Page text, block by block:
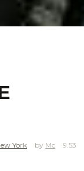
York Mc
9.53